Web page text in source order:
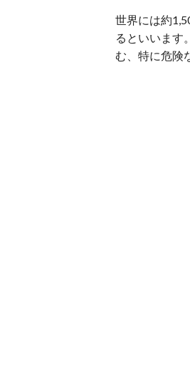
世界には約
るといいます
む、特に危険